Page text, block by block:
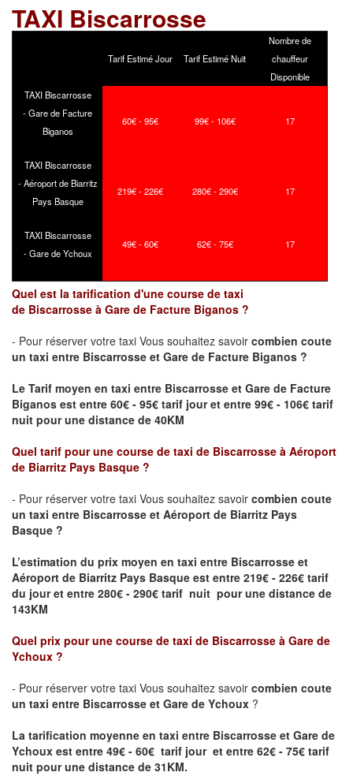
TAXI Biscarrosse
Tarif Estimé Jour Tarif Estimé Nuit
Nombre de
chauffeur
Disponible
TAXI Biscarrosse
- Gare de Facture
Biganos
60€ - 95€ 99€ - 106€ 17
TAXI Biscarrosse
- Aéroport de Biarritz
Pays Basque
219€ - 226€ 280€ - 290€ 17
TAXI Biscarrosse
- Gare de Ychoux
49€ - 60€ 62€ - 75€ 17
Quel est la tarification d'une course de taxi
de Biscarrosse à Gare de Facture Biganos ?
- Pour réserver votre taxi Vous souhaitez savoir combien coute
un taxi entre Biscarrosse et Gare de Facture Biganos ?
Le Tarif moyen en taxi entre Biscarrosse et Gare de Facture
Biganos est entre 60€ - 95€ tarif jour et entre 99€ - 106€ tarif
nuit pour une distance de 40KM
Quel tarif pour une course de taxi de Biscarrosse à Aéroport
de Biarritz Pays Basque ?
- Pour réserver votre taxi Vous souhaitez savoir combien coute
un taxi entre Biscarrosse et Aéroport de Biarritz Pays
Basque ?
L’estimation du prix moyen en taxi entre Biscarrosse et
Aéroport de Biarritz Pays Basque est entre 219€ - 226€ tarif
du jour et entre 280€ - 290€ tarif nuit pour une distance de
143KM
Quel prix pour une course de taxi de Biscarrosse à Gare de
Ychoux ?
- Pour réserver votre taxi Vous souhaitez savoir combien coute
un taxi entre Biscarrosse et Gare de Ychoux ?
La tarification moyenne en taxi entre Biscarrosse et Gare de
Ychoux est entre 49€ - 60€ tarif jour et entre 62€ - 75€ tarif
nuit pour une distance de 31KM.